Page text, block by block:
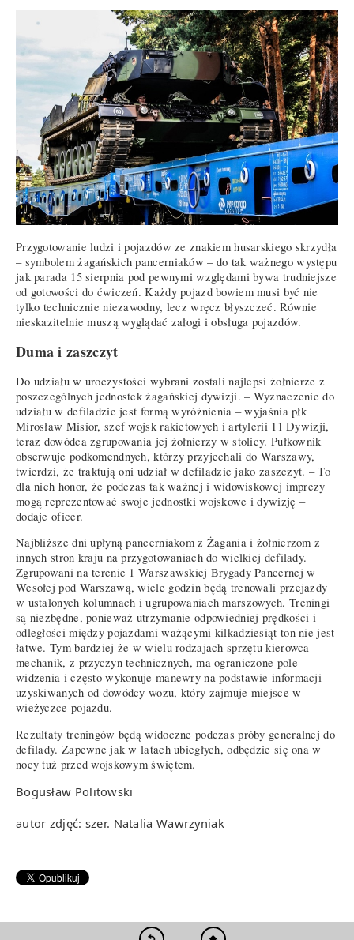
Przygotowanie ludzi i pojazdów ze znakiem husarskiego skrzydła
– symbolem żagańskich pancerniaków – do tak ważnego występu
jak parada 15 sierpnia pod pewnymi względami bywa trudniejsze
od gotowości do ćwiczeń. Każdy pojazd bowiem musi być nie
tylko technicznie niezawodny, lecz wręcz błyszczeć. Równie
nieskazitelnie muszą wyglądać załogi i obsługa pojazdów.
Duma i zaszczyt
Do udziału w uroczystości wybrani zostali najlepsi żołnierze z
poszczególnych jednostek żagańskiej dywizji. – Wyznaczenie do
udziału w defiladzie jest formą wyróżnienia – wyjaśnia płk
Mirosław Misior, szef wojsk rakietowych i artylerii 11 Dywizji,
teraz dowódca zgrupowania jej żołnierzy w stolicy. Pułkownik
obserwuje podkomendnych, którzy przyjechali do Warszawy,
twierdzi, że traktują oni udział w defiladzie jako zaszczyt. – To
dla nich honor, że podczas tak ważnej i widowiskowej imprezy
mogą reprezentować swoje jednostki wojskowe i dywizję –
dodaje oficer.
Najbliższe dni upłyną pancerniakom z Żagania i żołnierzom z
innych stron kraju na przygotowaniach do wielkiej defilady.
Zgrupowani na terenie 1 Warszawskiej Brygady Pancernej w
Wesołej pod Warszawą, wiele godzin będą trenowali przejazdy
w ustalonych kolumnach i ugrupowaniach marszowych. Treningi
są niezbędne, ponieważ utrzymanie odpowiedniej prędkości i
odległości między pojazdami ważącymi kilkadziesiąt ton nie jest
łatwe. Tym bardziej że w wielu rodzajach sprzętu kierowca-
mechanik, z przyczyn technicznych, ma ograniczone pole
widzenia i często wykonuje manewry na podstawie informacji
uzyskiwanych od dowódcy wozu, który zajmuje miejsce w
wieżyczce pojazdu.
Rezultaty treningów będą widoczne podczas próby generalnej do
defilady. Zapewne jak w latach ubiegłych, odbędzie się ona w
nocy tuż przed wojskowym świętem.
Bogusław Politowski
autor zdjęć: szer. Natalia Wawrzyniak